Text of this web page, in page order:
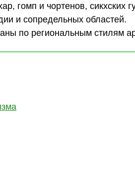
гомп и чортенов, сикхских
и сопредельных областей.
по региональным стилям